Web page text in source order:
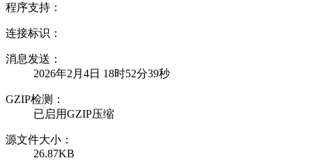
程序支持：
连接标识：
消息发送：
2026年2月4日 18时52分39秒
GZIP检测：
已启用GZIP压缩
源文件大小：
26.87KB